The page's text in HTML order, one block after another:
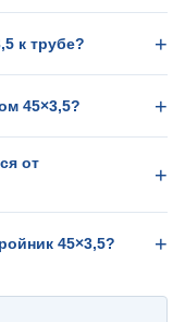
к трубе?
45×3,5?
от
45×3,5?